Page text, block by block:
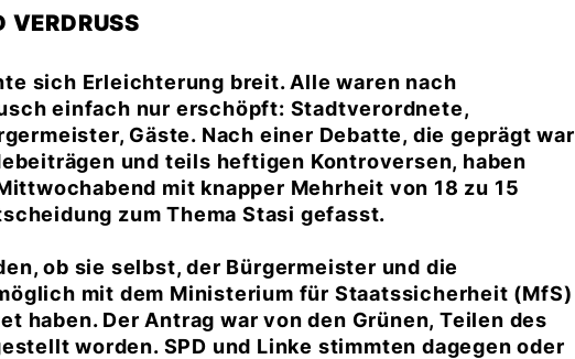
VERDRUSS
sich Erleichterung breit. Alle waren nach
einfach nur erschöpft: Stadtverordnete,
Gäste. Nach einer Debatte, die geprägt war
und teils heftigen Kontroversen, haben
mit knapper Mehrheit von 18 zu 15
zum Thema Stasi gefasst.
ob sie selbst, der Bürgermeister und die
mit dem Ministerium für Staatssicherheit (MfS)
haben. Der Antrag war von den Grünen, Teilen des
worden. SPD und Linke stimmten dagegen oder